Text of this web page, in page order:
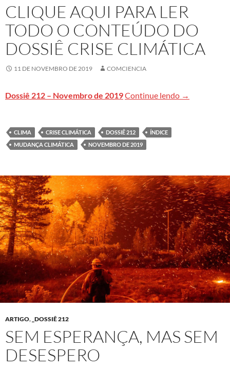
CLIQUE AQUI PARA LER
TODO O CONTEÚDO DO
DOSSIÊ CRISE CLIMÁTICA
11 DE NOVEMBRO DE 2019 COMCIENCIA
Dossiê 212 – Novembro de 2019Continue lendo Clique aqui
→
CLIMA CRISE CLIMÁTICA DOSSIÊ 212
ÍNDICE
MUDANÇA CLIMÁTICA
NOVEMBRO DE 2019
ARTIGO, _DOSSIÊ 212
SEM ESPERANÇA, MAS SEM
DESESPERO